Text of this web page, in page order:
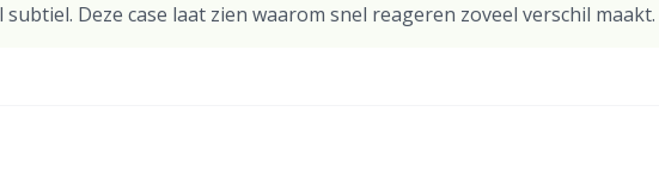
Deze case laat zien waarom snel reageren zoveel verschil maakt.